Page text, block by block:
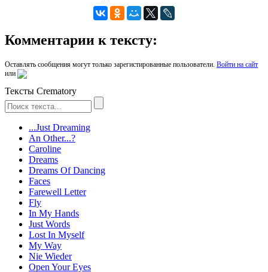
Комментарии к тексту:
Оставлять сообщения могут только зарегистированные пользователи. Войти на сайт
или
Тексты Crematory
...Just Dreaming
An Other...?
Caroline
Dreams
Dreams Of Dancing
Faces
Farewell Letter
Fly
In My Hands
Just Words
Lost In Myself
My Way
Nie Wieder
Open Your Eyes